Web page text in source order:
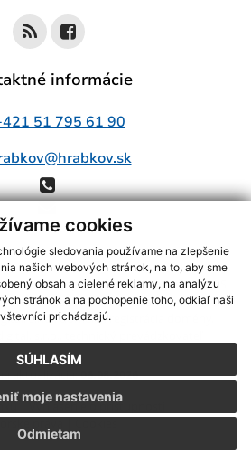
cookies
sledovania používame na zlepšenie
našich webových stránok, na to, aby sme
obsah a cielené reklamy, na analýzu
stránok a na pochopenie toho, odkiaľ naši
prichádzajú.
SÚHLASÍM
Odmietam
moje nastavenia
informácie
51 795 61 90
aktuálnych informácií s využitím RSS
ECHELON 2,Mapa stránok,web portál
s.r.o.,domény,registrácia domény
aktualizácia:06.08.2026
|Vyhlásenie o prístupnosti